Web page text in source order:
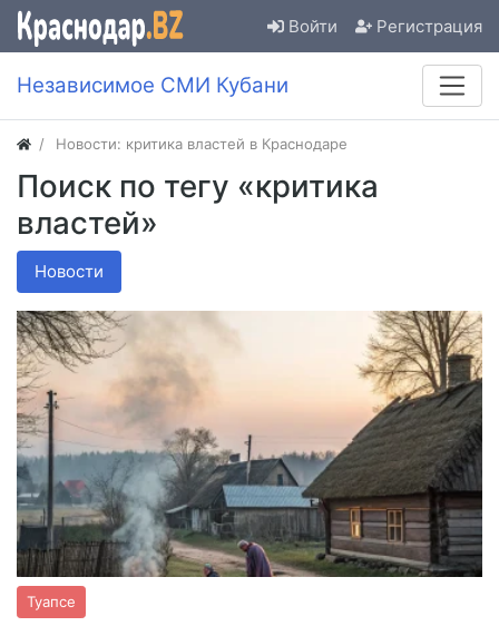
Войти Регистрация
Независимое СМИ Кубани
Новости: критика властей в Краснодаре
Поиск по тегу «критика
властей»
Новости
Туапсе